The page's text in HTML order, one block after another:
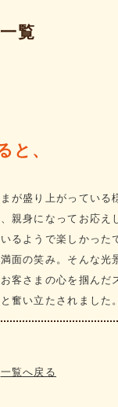
覧
と、
が盛り上がっている
親身になってお応え
るようで楽しかった
面の笑み。そんな光
客さまの心を掴んだ
奮い立たされました。
一覧へ戻る